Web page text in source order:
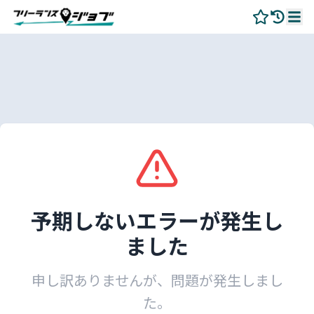
予期しないエラーが発生し
ました
申し訳ありませんが、問題が発生しまし
た。